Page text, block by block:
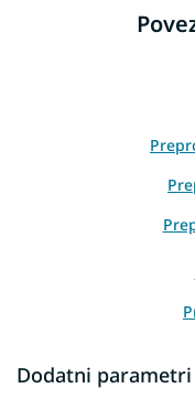
Dodatni parametri